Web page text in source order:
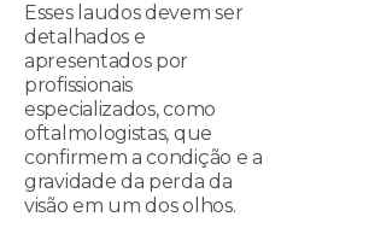
Esses laudos devem ser
detalhados e
apresentados por
profissionais
especializados, como
oftalmologistas, que
confirmem a condição e a
gravidade da perda da
visão em um dos olhos.